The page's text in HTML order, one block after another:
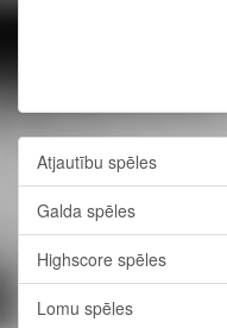
Atjautību spēles
Galda spēles
Highscore spēles
Lomu spēles